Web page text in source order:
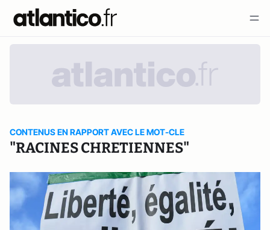
CONTENUS EN RAPPORT AVEC LE MOT-CLE
"RACINES CHRETIENNES"